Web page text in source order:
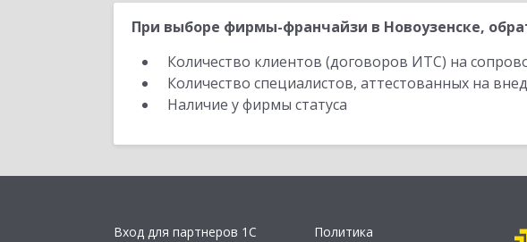
При выборе фирмы-франчайзи в Новоузенске,
Количество клиентов (договоров ИТС) на
Количество специалистов, аттестованных на
Наличие у фирмы статуса
Вход для партнеров 1С
Политика